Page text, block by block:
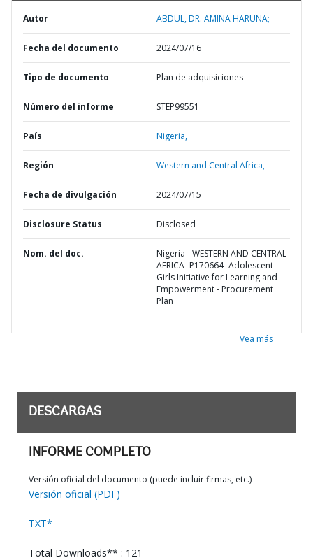
Autor ABDUL, DR. AMINA HARUNA;
Fecha del documento 2024/07/16
Tipo de documento Plan de adquisiciones
Número del informe STEP99551
País Nigeria,
Región Western and Central Africa,
Fecha de divulgación 2024/07/15
Disclosure Status Disclosed
Nom. del doc.
Nigeria - WESTERN AND CENTRAL
AFRICA- P170664- Adolescent
Girls Initiative for Learning and
Empowerment - Procurement
Plan
Vea más
DESCARGAS
INFORME COMPLETO
Versión oficial del documento (puede incluir firmas, etc.)
Versión oficial (PDF)
TXT*
Total Downloads** : 121